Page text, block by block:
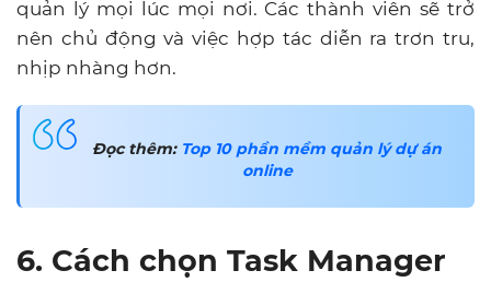
quản lý mọi lúc mọi nơi. Các thành viên sẽ trở
nên chủ động và việc hợp tác diễn ra trơn tru,
nhịp nhàng hơn.
Đọc thêm: Top 10 phần mềm quản lý dự án
online
6. Cách chọn Task Manager